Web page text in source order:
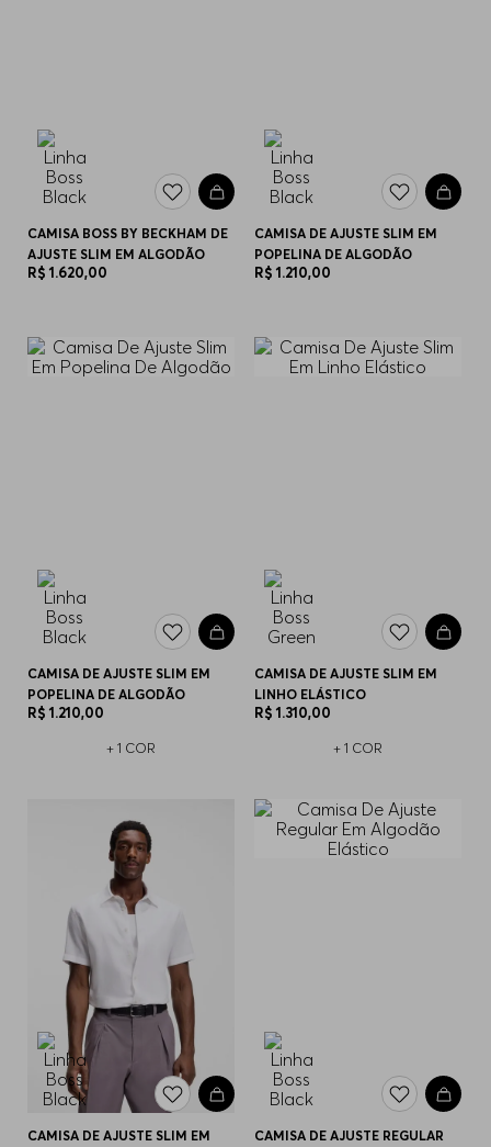
CAMISA BOSS BY BECKHAM DE
AJUSTE SLIM EM ALGODÃO
R$ 1.620,00
CAMISA DE AJUSTE SLIM EM
POPELINA DE ALGODÃO
R$ 1.210,00
CAMISA DE AJUSTE SLIM EM
POPELINA DE ALGODÃO
R$ 1.210,00
+ 1 COR
CAMISA DE AJUSTE SLIM EM
LINHO ELÁSTICO
R$ 1.310,00
+ 1 COR
CAMISA DE AJUSTE SLIM EM
CAMISA DE AJUSTE REGULAR